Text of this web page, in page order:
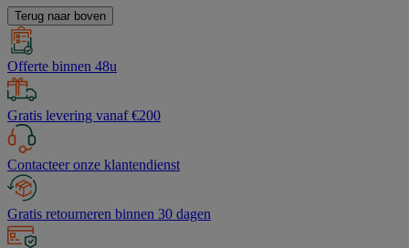
Terug naar boven
Offerte binnen 48u
Gratis levering vanaf €200
Contacteer onze klantendienst
Gratis retourneren binnen 30 dagen